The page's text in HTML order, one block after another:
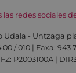
las redes sociales
Udala - Untzaga
00 / 010 | Faxa:
P2003100A |